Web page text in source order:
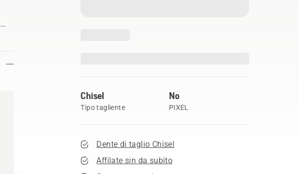
Chisel
Tipo tagliente
No
PIXEL
Dente di taglio Chisel
Affilate sin da subito